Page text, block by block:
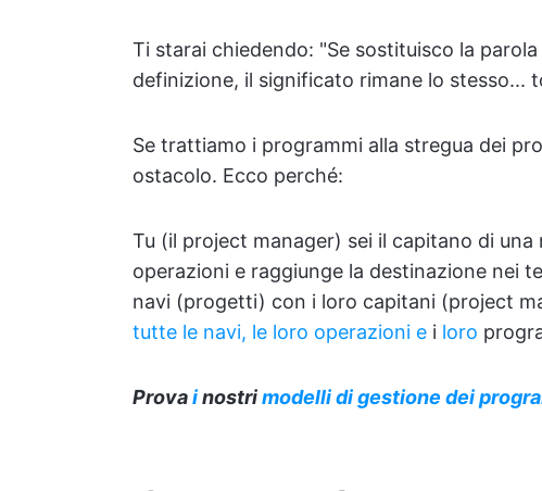
Ti starai chiedendo: "Se sostituisco la
definizione, il significato rimane lo stesso...
Se trattiamo i programmi alla stregua dei
ostacolo. Ecco perché:
Tu (il project manager) sei il capitano di
operazioni e raggiunge la destinazione nei
navi (progetti) con i loro capitani (project
tutte le navi, le loro operazioni e i loro
Provainostrimodelli di gestione dei